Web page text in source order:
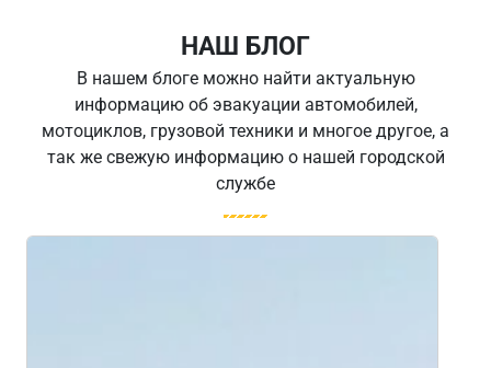
НАШ БЛОГ
В нашем блоге можно найти актуальную
информацию об эвакуации автомобилей,
мотоциклов, грузовой техники и многое другое, а
так же свежую информацию о нашей городской
службе